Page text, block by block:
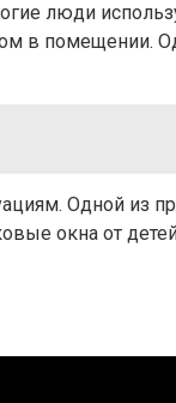
люди
в помещении.
Одной из
окна от